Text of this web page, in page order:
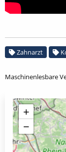
Zahnarzt
Maschinenlesbare
+
−